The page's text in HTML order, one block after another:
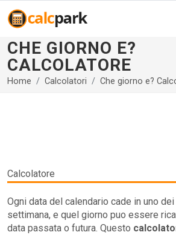
CHE GIORNO E?
CALCOLATORE
Home Calcolatori Che giorno e?
Calcolatore
Ogni data del calendario cade in uno
settimana, e quel giorno puo essere
data passata o futura. Questo